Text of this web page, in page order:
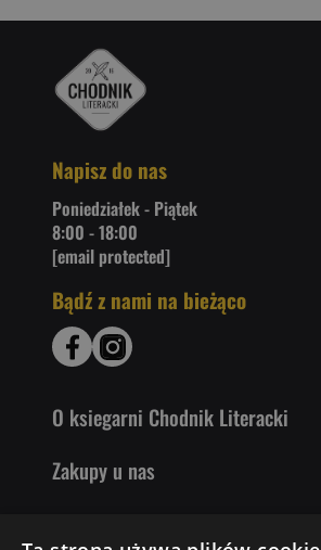
Napisz do nas
Poniedziałek - Piątek
8:00 - 18:00
[email protected]
Bądź z nami na bieżąco
O ksiegarni Chodnik Literacki
Zakupy u nas